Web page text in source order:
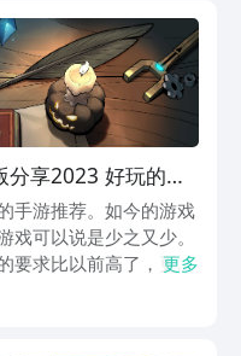
享2023 好玩的手
手游推荐。如今的游戏
可以说是少之又少。
要求比以前高了，更加
合了几款比较受欢迎
更多